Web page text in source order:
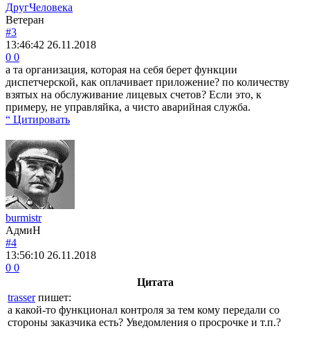
ДругЧеловека
Ветеран
#3
13:46:42 26.11.2018
0 0
а та организация, которая на себя берет функции
диспетчерской, как оплачивает приложение? по количеству
взятых на обслуживание лицевых счетов? Если это, к
примеру, не управляйка, а чисто аварийная служба.
“ Цитировать
burmistr
АдмиН
#4
13:56:10 26.11.2018
0 0
Цитата
trasserпишет:
а какой-то функционал контроля за тем кому передали со
стороны заказчика есть? Уведомления о просрочке и т.п.?